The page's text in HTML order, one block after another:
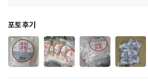
포토 후기